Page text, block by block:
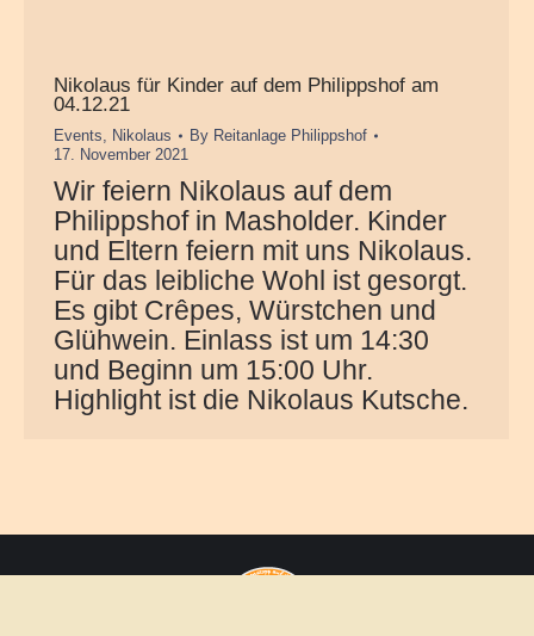
Nikolaus für Kinder auf dem Philippshof am
04.12.21
Events Nikolaus By Reitanlage Philippshof
17. November 2021
Wir feiern Nikolaus auf dem
Philippshof in Masholder. Kinder
und Eltern feiern mit uns Nikolaus.
Für das leibliche Wohl ist gesorgt.
Es gibt Crêpes, Würstchen und
Glühwein. Einlass ist um 14:30
und Beginn um 15:00 Uhr.
Highlight ist die Nikolaus Kutsche.